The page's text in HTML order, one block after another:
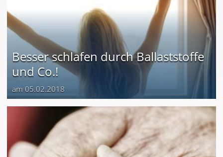
Besser schlafen durch Ballaststoffe
und Co.!
am 05.02.2018